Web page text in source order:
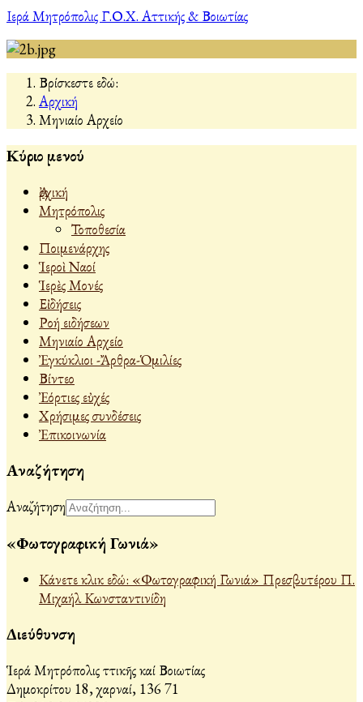
Ιερά Μητρόπολις Γ.Ο.Χ. Αττικής & Βοιωτίας
Βρίσκεστε εδώ:
Αρχική
Μηνιαίο Αρχείο
Κύριο μενού
Ἀρχική
Μητρόπολις
Τοποθεσία
Ποιμενάρχης
Ἱεροὶ Ναοί
Ἱερὲς Μονές
Εἰδήσεις
Ροή ειδήσεων
Μηνιαίο Αρχείο
Ἐγκύκλιοι -Ἄρθρα-Ὁμιλίες
Βίντεο
Ἐόρτιες εὐχές
Χρήσιμες συνδέσεις
Ἐπικοινωνία
Αναζήτηση
Αναζήτηση
«Φωτογραφική Γωνιά»
Κάνετε κλικ εδώ: «Φωτογραφική Γωνιά» Πρεσβυτέρου Π.
Μιχαήλ Κωνσταντινίδη
Διεύθυνση
Ἱερά Μητρόπολις Ἀττικῆς καί Βοιωτίας
Δημοκρίτου 18, Ἀχαρναί, 136 71